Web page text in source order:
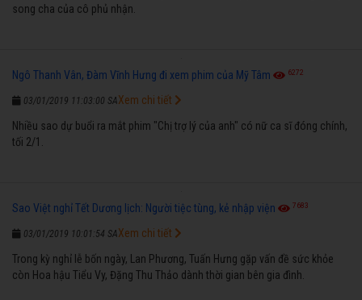
song cha của cô phủ nhận.
Ngô Thanh Vân, Đàm Vĩnh Hưng đi xem phim của Mỹ Tâm 6272
03/01/2019 11:03:00 SA
Nhiều sao dự buổi ra mắt phim "Chị trợ lý của anh" có nữ ca sĩ đóng chính,
tối 2/1.
Xem chi tiết
Sao Việt nghỉ Tết Dương lịch: Người tiệc tùng, kẻ nhập viện 7683
03/01/2019 10:01:54 SA
Trong kỳ nghỉ lễ bốn ngày, Lan Phương, Tuấn Hưng gặp vấn đề sức khỏe
còn Hoa hậu Tiểu Vy, Đặng Thu Thảo dành thời gian bên gia đình.
Xem chi tiết